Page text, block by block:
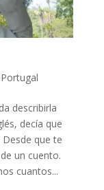
Portugal
describirla
decía que
Desde que te
un cuento.
cuantos...